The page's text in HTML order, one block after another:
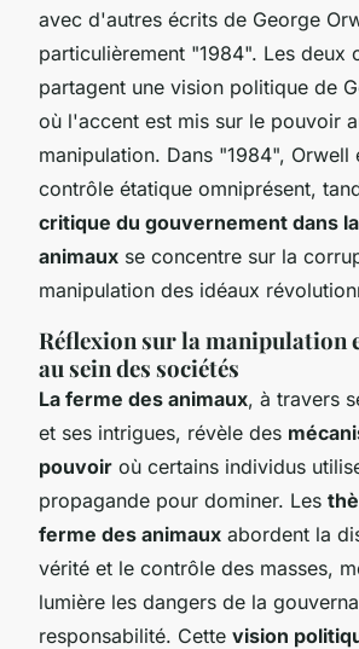
avec d'autres écrits de George
particulièrement "1984". Les deux
partagent une vision politique de
où l'accent est mis sur le pouvoir
manipulation. Dans "1984", Orwell
contrôle étatique omniprésent,
critique du gouvernement dans
animaux se concentre sur la
manipulation des idéaux
Réflexion sur la manipulation
au sein des sociétés
La ferme des animaux, à travers
et ses intrigues, révèle des
pouvoir où certains individus
propagande pour dominer. Les
ferme des animaux abordent la
vérité et le contrôle des masses,
lumière les dangers de la
responsabilité. Cette vision